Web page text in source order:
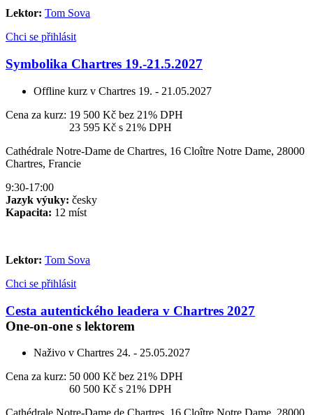
Lektor: Tom Sova
Chci se přihlásit
Symbolika Chartres 19.-21.5.2027
Offline kurz v Chartres 19. - 21.05.2027
Cena za kurz: 19 500 Kč bez 21% DPH
23 595 Kč s 21% DPH
Cathédrale Notre-Dame de Chartres, 16 Cloître Notre Dame, 28000
Chartres, Francie
9:30-17:00
Jazyk výuky: česky
Kapacita: 12 míst
Lektor: Tom Sova
Chci se přihlásit
Cesta autentického leadera v Chartres 2027
One-on-one s lektorem
Naživo v Chartres 24. - 25.05.2027
Cena za kurz: 50 000 Kč bez 21% DPH
60 500 Kč s 21% DPH